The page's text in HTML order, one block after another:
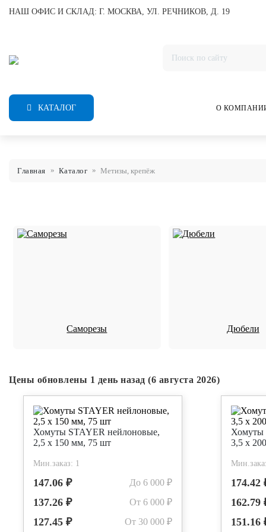
НАШ ОФИС И СКЛАД: Г. МОСКВА, УЛ. РЕЧНИКОВ, Д. 19
КАТАЛОГ О
Главная Каталог Метизы, крепёж
Саморезы Дюбели
Цены обновлены 1 день назад (6 августа 2026)
Хомуты STAYER нейлоновые,
2,5 х 150 мм, 75 шт
Мин.заказ: 1
147.06 ₽ До 6 000 ₽
137.26 ₽ От 6 000 ₽
127.45 ₽ От 30 000 ₽
Хомуты
3,5 х
174.42
162.79
151.16